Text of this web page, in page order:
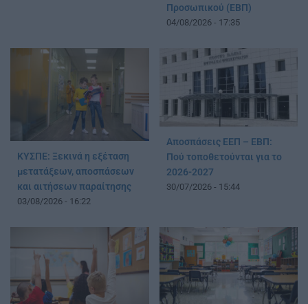
Προσωπικού (ΕΒΠ)
04/08/2026 - 17:35
ΚΥΣΠΕ: Ξεκινά η εξέταση
μετατάξεων, αποσπάσεων
και αιτήσεων παραίτησης
03/08/2026 - 16:22
Αποσπάσεις ΕΕΠ – ΕΒΠ:
Πού τοποθετούνται για το
2026-2027
30/07/2026 - 15:44